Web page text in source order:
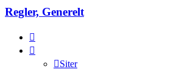
Regler, Generelt
Siter